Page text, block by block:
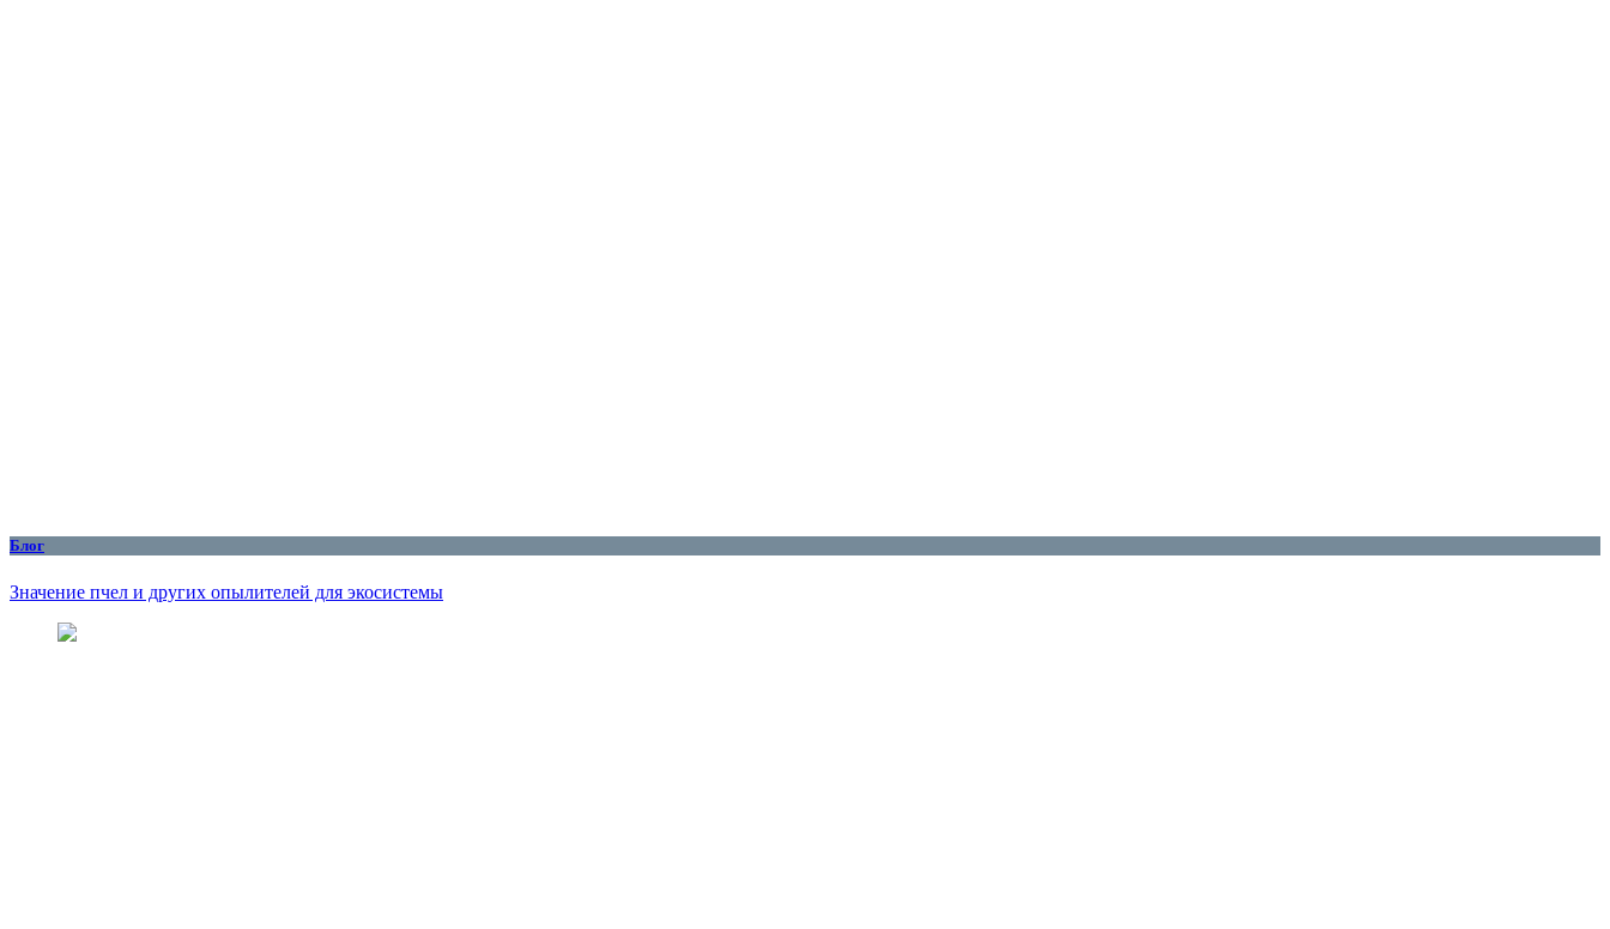
Блог
Значение пчел и других опылителей для экосистемы